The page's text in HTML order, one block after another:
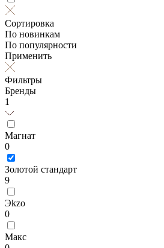
Сортировка
По новинкам
По популярности
Применить
Фильтры
Бренды
1
Магнат
0
Золотой стандарт
9
Эkzо
0
Макс